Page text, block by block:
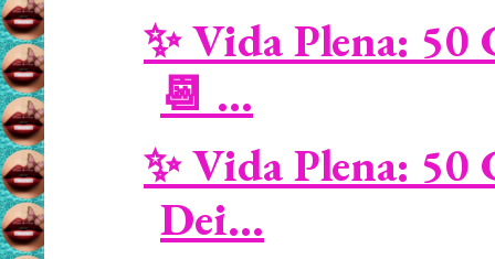
✨ Vida Plena: 50
📆 ...
✨ Vida Plena: 50
Dei...